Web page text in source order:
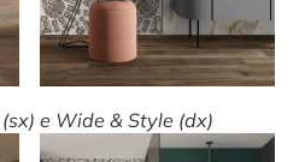
e Wide & Style (dx)